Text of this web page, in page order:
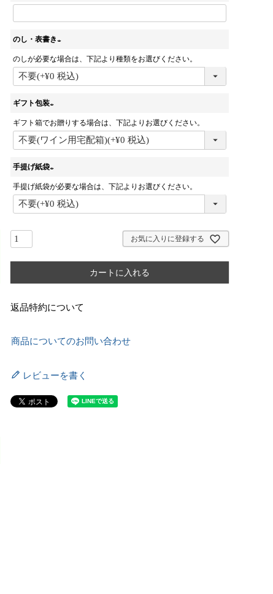
のし・表書き
(
必
須
のしが必要な場合は、下記より種類をお選びください。
ギフト包装
(
必
須
)
ギフト箱でお贈りする場合は、下記よりお選びください。
手提げ紙袋
(
必
須
手提げ紙袋が必要な場合は、下記よりお選びください。
お気に入りに登録する
カートに入れる
返品特約について
商品についてのお問い合わせ
レビューを書く